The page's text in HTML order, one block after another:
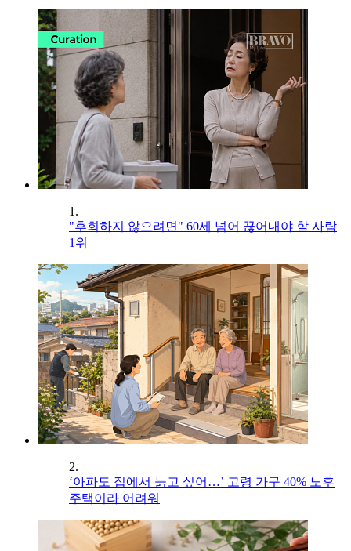
1.
"후회하지 않으려면" 60세 넘어 끊어내야 할 사람
1위
2.
‘아파도 집에서 늙고 싶어…’ 고령 가구 40% 노후
주택이라 어려워